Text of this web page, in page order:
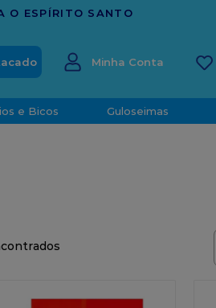
Minha Conta
e Bicos Guloseimas